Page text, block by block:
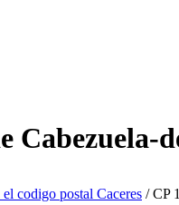
Cabezuela-
el codigo postal Caceres / CP